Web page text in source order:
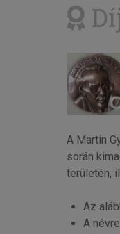
A Martin
során
területén,
Az
A